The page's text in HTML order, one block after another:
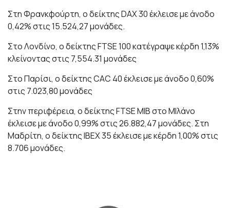
Στη Φρανκφούρτη, ο δείκτης DAX 30 έκλεισε με άνοδο
0,42% στις 15.524,27 μονάδες.
Στο Λονδίνο, ο δείκτης FTSE 100 κατέγραψε κέρδη 1,13%
κλείνοντας στις 7,554.31 μονάδες
Στο Παρίσι, ο δείκτης CAC 40 έκλεισε με άνοδο 0,60%
στις 7.023,80 μονάδες
Στην περιφέρεια, ο δείκτης FTSE MIB στο ΜΙλάνο
έκλεισε με άνοδο 0,99% στις 26.882,47 μονάδες. Στη
Μαδρίτη, ο δείκτης ΙΒΕΧ 35 έκλεισε με κέρδη 1,00% στις
8.706 μονάδες.